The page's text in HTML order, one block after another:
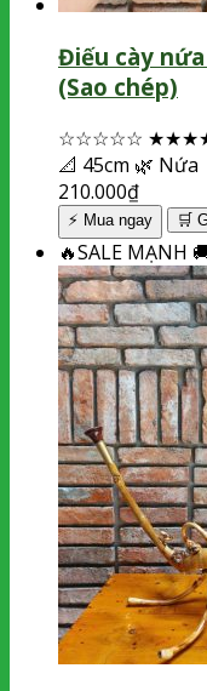
Điếu cày
(Sao chép)
☆☆☆☆☆
📐 45cm 🌿 Nứa
210.000₫
⚡ Mua ngay 🛒
🔥SALE MẠNH